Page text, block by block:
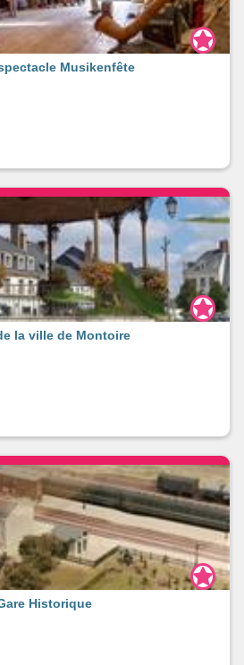
Musikenfête
la ville de Montoire
Historique